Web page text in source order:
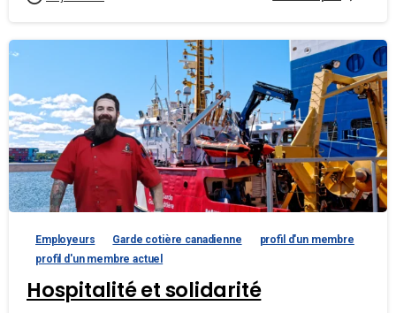
Employeurs Garde cotière canadienne
profil d'un membre
profil d'un membre actuel
Hospitalité et solidarité